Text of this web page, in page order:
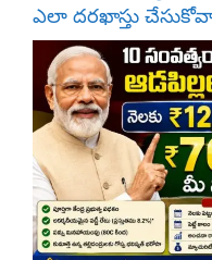
ఎలా దరఖాస్తు